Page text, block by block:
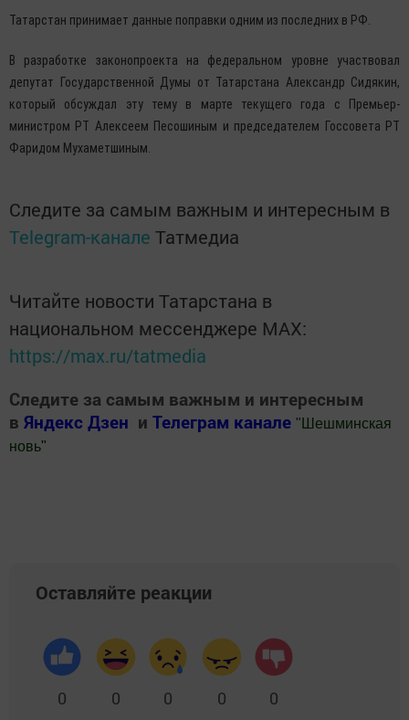
Татарстан принимает данные поправки одним из последних в РФ.
В разработке законопроекта на федеральном уровне участвовал
депутат Государственной Думы от Татарстана Александр Сидякин,
который обсуждал эту тему в марте текущего года с Премьер-
министром РТ Алексеем Песошиным и председателем Госсовета РТ
Фаридом Мухаметшиным.
Следите за самым важным и интересным в
Telegram-канале Татмедиа
Читайте новости Татарстана в
национальном мессенджере MАХ:
https://max.ru/tatmedia
Следите за самым важным и интересным
в Яндекс Дзен и Телеграм канале " Шешминская
новь"
Оставляйте реакции
0 0 0 0 0